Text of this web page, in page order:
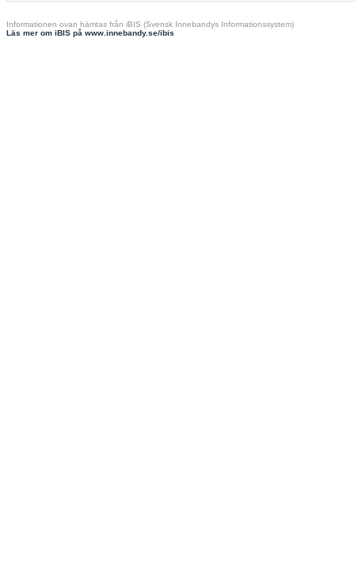
Informationen ovan hämtas från iBIS (Svensk Innebandys Informationssystem)
Läs mer om iBIS på www.innebandy.se/ibis